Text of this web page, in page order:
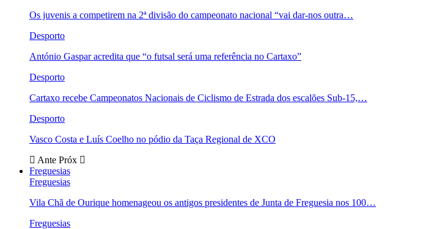
Os juvenis a competirem na 2ª divisão do campeonato nacional “vai dar-nos outra…
Desporto
António Gaspar acredita que “o futsal será uma referência no Cartaxo”
Desporto
Cartaxo recebe Campeonatos Nacionais de Ciclismo de Estrada dos escalões Sub-15,…
Desporto
Vasco Costa e Luís Coelho no pódio da Taça Regional de XCO
Ante Próx
Freguesias
Freguesias
Vila Chã de Ourique homenageou os antigos presidentes de Junta de Freguesia nos 100…
Freguesias